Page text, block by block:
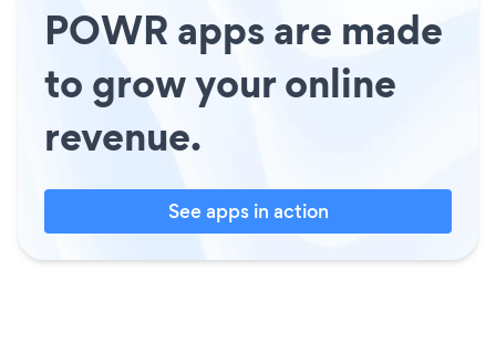
POWR apps are made
to grow your online
revenue.
See apps in action